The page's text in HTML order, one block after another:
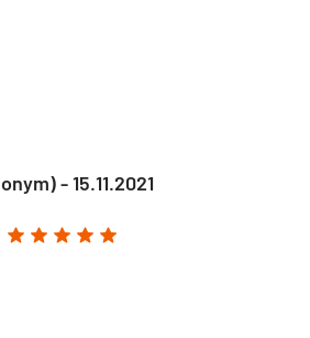
- 15.11.2021